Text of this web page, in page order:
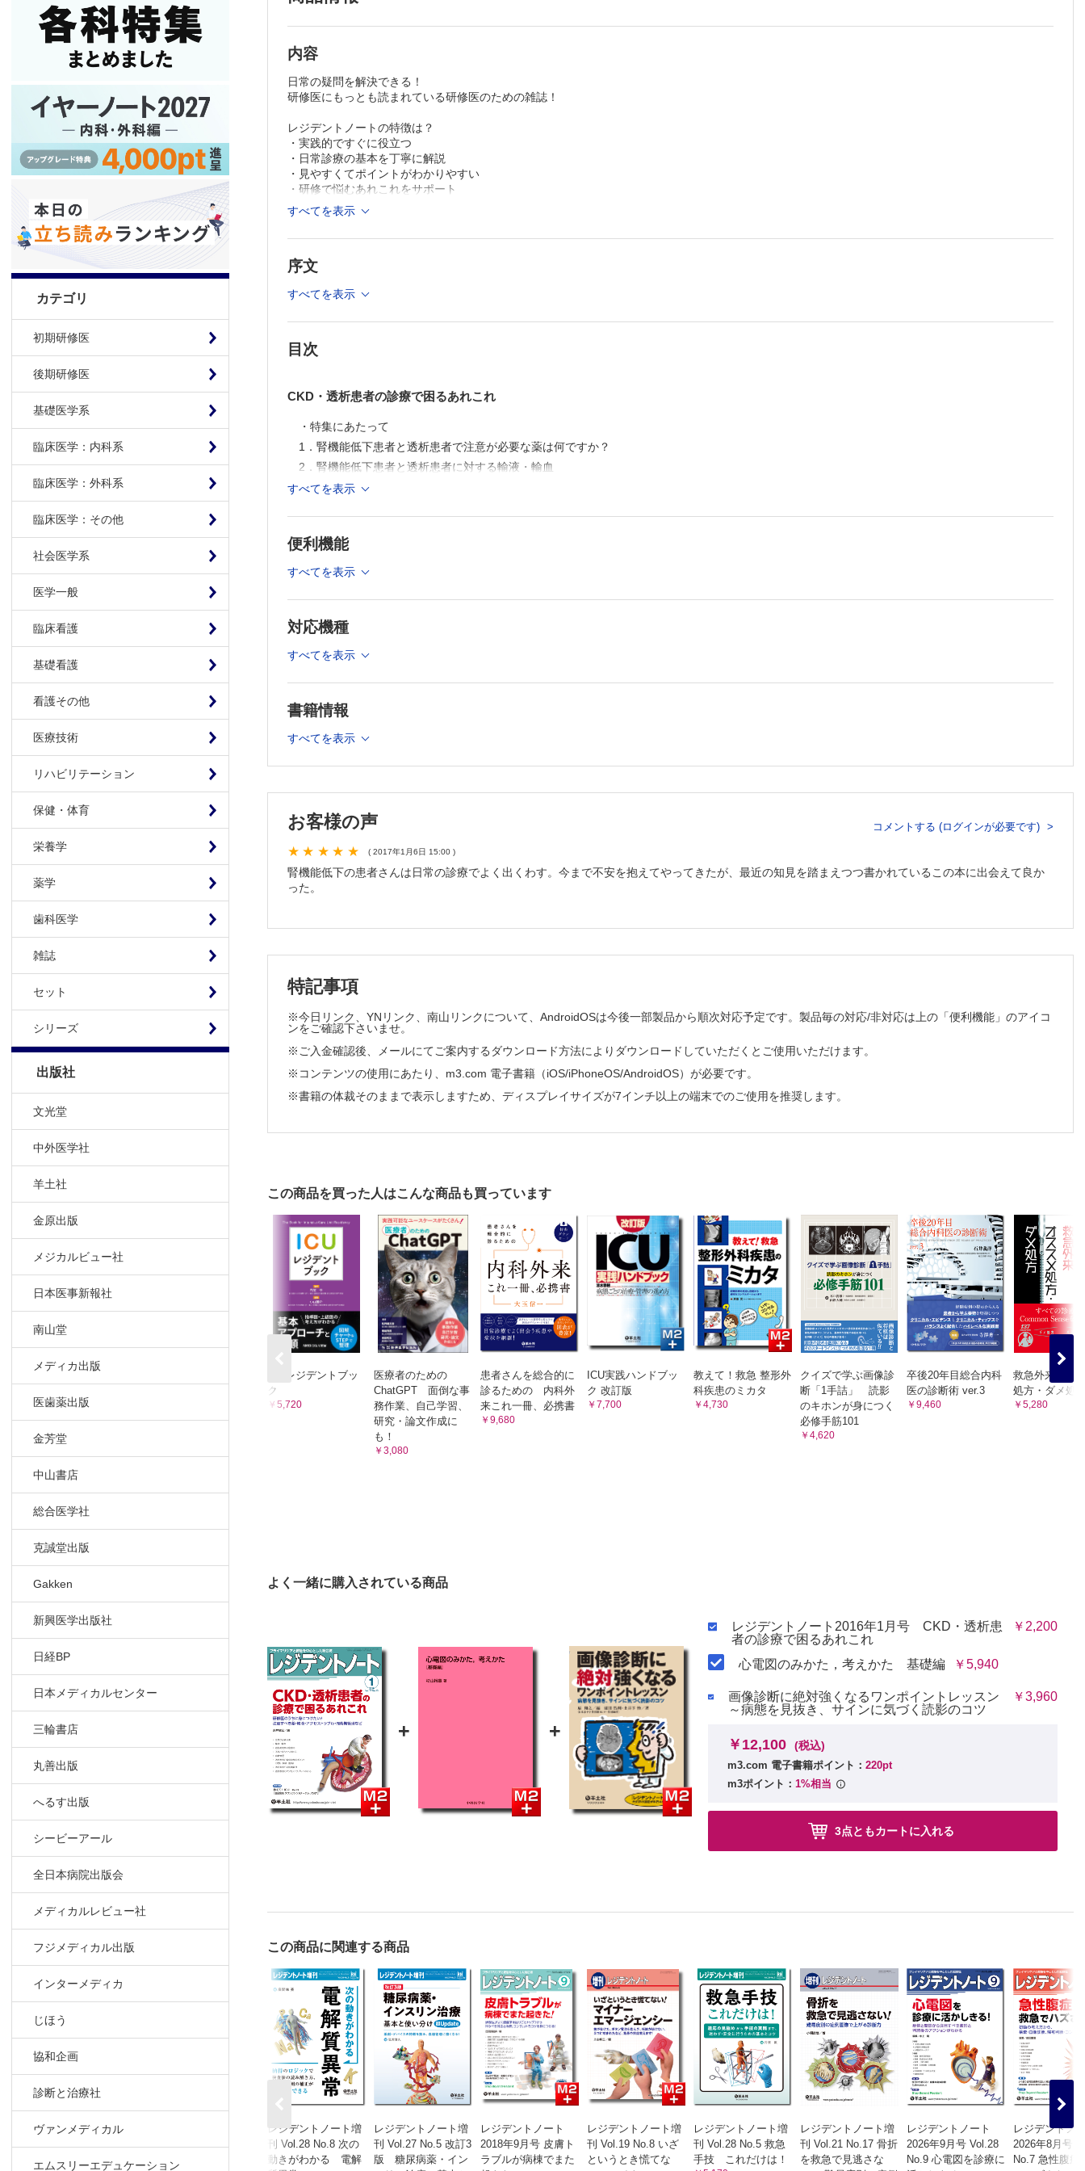
カテゴリ
初期研修医
後期研修医
基礎医学系
臨床医学：内科系
臨床医学：外科系
臨床医学：その他
社会医学系
医学一般
臨床看護
基礎看護
看護その他
医療技術
リハビリテーション
保健・体育
栄養学
薬学
歯科医学
雑誌
セット
シリーズ
出版社
文光堂
中外医学社
羊土社
金原出版
メジカルビュー社
日本医事新報社
南山堂
メディカ出版
医歯薬出版
金芳堂
中山書店
総合医学社
克誠堂出版
Gakken
新興医学出版社
日経BP
日本メディカルセンター
三輪書店
丸善出版
へるす出版
シービーアール
全日本病院出版会
メディカルレビュー社
フジメディカル出版
インターメディカ
じほう
協和企画
診断と治療社
ヴァンメディカル
エムスリーエデュケーション
内容
日常の疑問を解決できる！
研修医にもっとも読まれている研修医のための雑誌！
レジデントノートの特徴は？
・実践的ですぐに役立つ
・日常診療の基本を丁寧に解説
・見やすくてポイントがわかりやすい
・研修で悩むあれこれをサポート
臨床研修でまずはじめに困ることを実践的に解説！
＞特集ページはこちらから
すべてを表示
序文
すべてを表示
目次
CKD・透析患者の診療で困るあれこれ
・特集にあたって
1．腎機能低下患者と透析患者で注意が必要な薬は何ですか？
2．腎機能低下患者と透析患者に対する輸液・輸血
3．腎機能低下患者と透析患者における造影剤使用の留意点
6．透析患者の救急診療のポイント
①先生，熱があります
7．透析患者の周術期管理
8．透析患者のアクセストラブルへの対応
連載
実践！画像診断Q＆A―このサインを見落とすな
肝移植後の発熱
第4回 温故知新 スワンガンツカテーテルって何？
よく使う日常治療薬の正しい使い方
ケースで学ぶ 救急での精神疾患患者の対応ポイント
第2回 救急外来から精神科へ紹介するケース
こんなにも面白い医学の世界 からだのトリビア教えます
第2回 PIは時系列で，詳細に，さらにはnarrative にbuild する！
眼科エマージェンシー こんなときどうする？
第2回 両眼とも痛くて開けられない！
対岸の火事、他山の石
第172回 奇怪な症状
総合診療はおもしろい！～若手医師・学生による活動レポート
第29回 家庭医とスポーツドクター
診療所実習・研修をのぞいてみよう！
すべてを表示
便利機能
すべてを表示
対応機種
すべてを表示
書籍情報
すべてを表示
お客様の声 コメントする (ログインが必要です)
( 2017年1月6日 15:00 )
腎機能低下の患者さんは日常の診療でよく出くわす。今まで不安を抱えてやってきたが、最近の知見を踏まえつつ書かれているこの本に出会えて良か
った。
特記事項
※今日リンク、YNリンク、南山リンクについて、AndroidOSは今後一部製品から順次対応予定です。製品毎の対応/非対応は上の「便利機能」のアイコ
ンをご確認下さいませ。
※ご入金確認後、メールにてご案内するダウンロード方法によりダウンロードしていただくとご使用いただけます。
※コンテンツの使用にあたり、m3.com 電子書籍（iOS/iPhoneOS/AndroidOS）が必要です。
※書籍の体裁そのままで表示しますため、ディスプレイサイズが7インチ以上の端末でのご使用を推奨します。
この商品を買った人はこんな商品も買っています
ICUレジデントブッ
ク
￥5,720
医療者のための
ChatGPT 面倒な事
務作業、自己学習、
研究・論文作成に
も！
￥3,080
患者さんを総合的に
診るための 内科外
来これ一冊、必携書
￥9,680
ICU実践ハンドブッ
ク 改訂版
￥7,700
教えて！救急 整形外
科疾患のミカタ
￥4,730
クイズで学ぶ画像診
断「1手詰」 読影
のキホンが身につく
必修手筋101
￥4,620
卒後20年目総合内科
医の診断術 ver.3
￥9,460
救急外来 オ
処方・ダメ処
￥5,280
よく一緒に購入されている商品
+ +
レジデントノート2016年1月号 CKD・透析患
者の診療で困るあれこれ
￥2,200
心電図のみかた，考えかた 基礎編 ￥5,940
画像診断に絶対強くなるワンポイントレッスン
～病態を見抜き、サインに気づく読影のコツ
￥3,960
￥12,100 (税込)
m3.com 電子書籍ポイント： 220pt
m3ポイント： 1%相当
3点ともカートに入れる
この商品に関連する商品
レジデントノート増
刊 Vol.28 No.8 次の
動きがわかる 電解
レジデントノート増
刊 Vol.27 No.5 改訂3
版 糖尿病薬・イン
レジデントノート
2018年9月号 皮膚ト
ラブルが病棟でまた
レジデントノート増
刊 Vol.19 No.8 いざ
というとき慌てな
レジデントノート増
刊 Vol.28 No.5 救急
手技 これだけは！
レジデントノート増
刊 Vol.21 No.17 骨折
を救急で見逃さな
レジデントノート
2026年9月号 Vol.28
No.9 心電図を診療に
レジデントノ
2026年8月号
No.7 急性腹